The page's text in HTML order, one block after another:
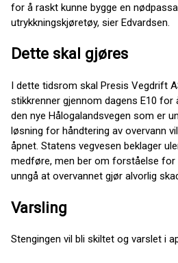
for å raskt kunne bygge en
utrykkningskjøretøy, sier Edvardsen.
Dette skal gjøres
I dette tidsrom skal Presis Vegdrift
stikkrenner gjennom dagens E10 for
den nye Hålogalandsvegen som er
løsning for håndtering av overvann
åpnet. Statens vegvesen beklager
medføre, men ber om forståelse
unngå at overvannet gjør alvorlig
Varsling
Stengingen vil bli skiltet og varslet i